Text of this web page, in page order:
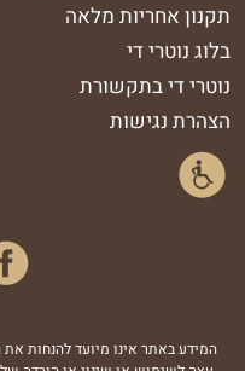
תקנון אחריות מלאה
בלוג נוטרי די
נוטרי די בתקשורת
הצהרת נגישות
המידע באתר אינו מיועד להנחות